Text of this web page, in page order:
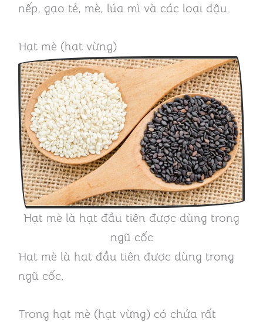
nếp, gạo tẻ, mè, lúa mì và các loại đậu.
Hạt mè (hạt vừng)
Hạt mè là hạt đầu tiên được dùng trong
ngũ cốc
Hạt mè là hạt đầu tiên được dùng trong
ngũ cốc.
Trong hạt mè (hạt vừng) có chứa rất